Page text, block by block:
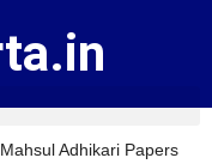
Mahsul Adhikari Papers